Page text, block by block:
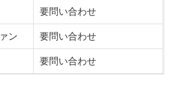
要問い合わせ
ン 要問い合わせ
要問い合わせ